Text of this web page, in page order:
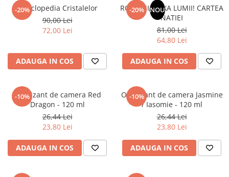
Adult
Crime, Thriller, Mistery
Literatura Romana
Literatura Universala
Poezie
Romane de dragoste, Carti
romantice
Senzatii/Dragoste
Senzatii/Erotic
Senzatii/Suspans
Senzatii/Thriller
SF & Fantasy
-20%
Enciclopedia Cristalelor
90,00 Lei
72,00 Lei
ADAUGA IN COS
-20% NOU
ROMANIA, AXA LUMII! CARTEA
NATIEI
81,00 Lei
64,80 Lei
ADAUGA IN COS
-10%
Odorizant de camera Red
Dragon - 120 ml
26,44 Lei
23,80 Lei
ADAUGA IN COS
-10%
Odorizant de camera Jasmine
/ Iasomie - 120 ml
26,44 Lei
23,80 Lei
ADAUGA IN COS